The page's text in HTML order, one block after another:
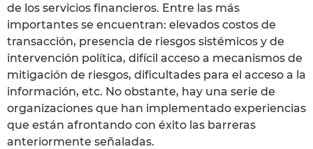
de los servicios financieros. Entre las más
importantes se encuentran: elevados costos de
transacción, presencia de riesgos sistémicos y de
intervención política, difícil acceso a mecanismos de
mitigación de riesgos, dificultades para el acceso a la
información, etc. No obstante, hay una serie de
organizaciones que han implementado experiencias
que están afrontando con éxito las barreras
anteriormente señaladas.